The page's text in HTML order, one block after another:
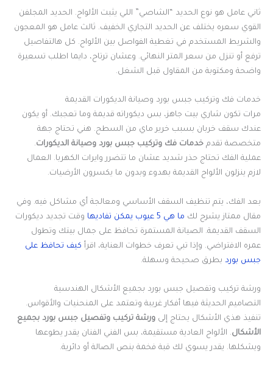
ثاني عامل هو نوع الحديد “الشاصي” اللي يثبت الألواح. الحديد المجلفن
القوي سعره يختلف عن الحديد التجاري الخفيف. ثالث عامل هو المعجون
والشريط المستخدم في تغطية الفواصل بين الألواح. كل هالتفاصيل
ترفع أو تنزل من سعر المتر النهائي. وعشان ترتاح، دايما اطلب تسعيرة
واضحة ومكتوبة من المقاول قبل الشغل.
خدمات فك وتركيب جبس بورد وصيانة الديكورات القديمة
مرات تكون شاري بيت جاهز، بس ديكوراته قديمة وما تعجبك. أو يكون
عندك سقف خربان بسبب خرير ماي من السطح. هني تحتاج جهة
متخصصة تقدم خدمات فك وتركيب جبس بورد وصيانة الديكورات.
عملية الفك تحتاج حذر شديد عشان ما تتضرر وايرات الكهربا. العمال
لازم ينزلون الألواح القديمة بهدوء وبدون ما يكسرون الأرضيات.
بعد الفك، يتم تنظيف السقف الأساسي ومعالجة أي مشاكل فيه. وفي
مقال ممتاز يشرح لك ما هي 5 عيوب يمكن تفاديها
وقت تجديد ديكورات
السقف القديمة. الصيانة المستمرة تحافظ على جمال بيتك وتطول
عمره الافتراضي. وإذا تبي تعرف خطوات العناية، اقرأ كيف تحافظ على
جبس بورد بطرق صحيحة وسهلة.
ورشة تركيب وتفصيل جبس بورد بجميع الأشكال الهندسية
التصاميم الحديثة فيها أفكار غريبة وتعتمد على المنحنيات والأقواس.
تنفيذ هذي الأشكال يحتاج إلى ورشة تركيب وتفصيل جبس بورد بجميع
الأشكال. الألواح العادية مستقيمة، بس الفني الفنان يقدر يطوعها
ويشكلها. يقدر يسوي لك قبة فخمة بنص الصالة أو دائرية.